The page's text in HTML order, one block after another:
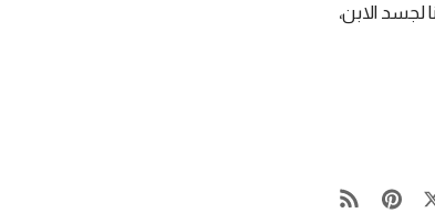
لجسد الابن،